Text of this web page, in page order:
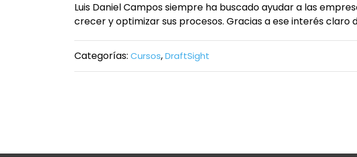
Luis Daniel Campos siempre ha buscado ayudar a las
crecer y optimizar sus procesos. Gracias a ese interés claro
Categorías: Cursos,DraftSight